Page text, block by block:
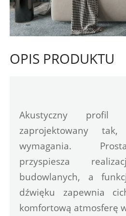
OPIS PRODUKTU
Akustyczny profil
zaprojektowany
wymagania.
przyspiesza
budowlanych, a
dźwięku zapewnia
komfortową atmosferę